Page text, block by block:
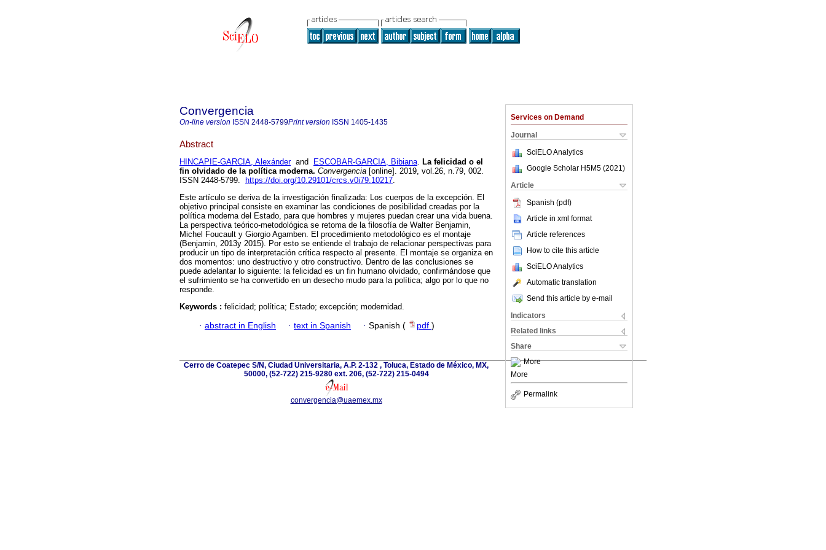
Services on Demand
Journal
SciELO Analytics
Google Scholar H5M5 (2021 )
Article
Spanish (pdf)
Article in xml format
Article references
How to cite this article
SciELO Analytics
Automatic translation
Send this article by e-mail
Indicators
Related links
Share
More
More
Permalink
Convergencia
On-line version ISSN 2448-5799Print version ISSN 1405-1435
Abstract
HINCAPIE-GARCIA, Alexánderand ESCOBAR-GARCIA, Bibiana. La felicidad o el
fin olvidado de la política moderna. Convergencia [online]. 2019, vol.26, n.79, 002.
ISSN 2448-5799.
https://doi.org/10.29101/crcs.v0i79.10217.
Este artículo se deriva de la investigación finalizada: Los cuerpos de la excepción. El
objetivo principal consiste en examinar las condiciones de posibilidad creadas por la
política moderna del Estado, para que hombres y mujeres puedan crear una vida buena.
La perspectiva teórico-metodológica se retoma de la filosofía de Walter Benjamin,
Michel Foucault y Giorgio Agamben. El procedimiento metodológico es el montaje
(Benjamin, 2013y 2015). Por esto se entiende el trabajo de relacionar perspectivas para
producir un tipo de interpretación crítica respecto al presente. El montaje se organiza en
dos momentos: uno destructivo y otro constructivo. Dentro de las conclusiones se
puede adelantar lo siguiente: la felicidad es un fin humano olvidado, confirmándose que
el sufrimiento se ha convertido en un desecho mudo para la política; algo por lo que no
responde.
Keywords : felicidad; política; Estado; excepción; modernidad.
· abstract in English · text in Spanish · Spanish ( pdf )
Cerro de Coatepec S/N, Ciudad Universitaria, A.P. 2-132 , Toluca, Estado de México, MX,
50000, (52-722) 215-9280 ext. 206, (52-722) 215-0494
convergencia@uaemex.mx